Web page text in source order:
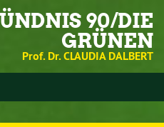
90/DIE
GRÜNEN
Prof. Dr. CLAUDIA DALBERT